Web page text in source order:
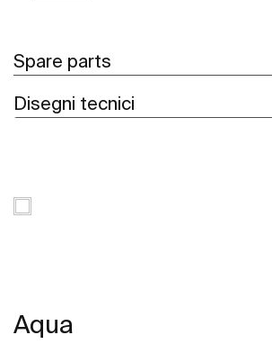
Spare parts
Disegni tecnici
Aqua